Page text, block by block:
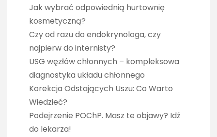
Jak wybrać odpowiednią hurtownię
kosmetyczną?
Czy od razu do endokrynologa, czy
najpierw do internisty?
USG węzłów chłonnych – kompleksowa
diagnostyka układu chłonnego
Korekcja Odstających Uszu: Co Warto
Wiedzieć?
Podejrzenie POChP. Masz te objawy? Idź
do lekarza!